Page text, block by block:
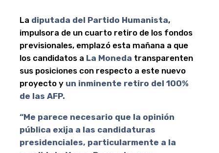
La diputada del Partido Humanista,
impulsora de un cuarto retiro de los fondos
previsionales, emplazó esta mañana a que
los candidatos a La Moneda transparenten
sus posiciones con respecto a este nuevo
proyecto y un inminente retiro del 100%
de las AFP.
“Me parece necesario que la opinión
pública exija a las candidaturas
presidenciales, particularmente a la